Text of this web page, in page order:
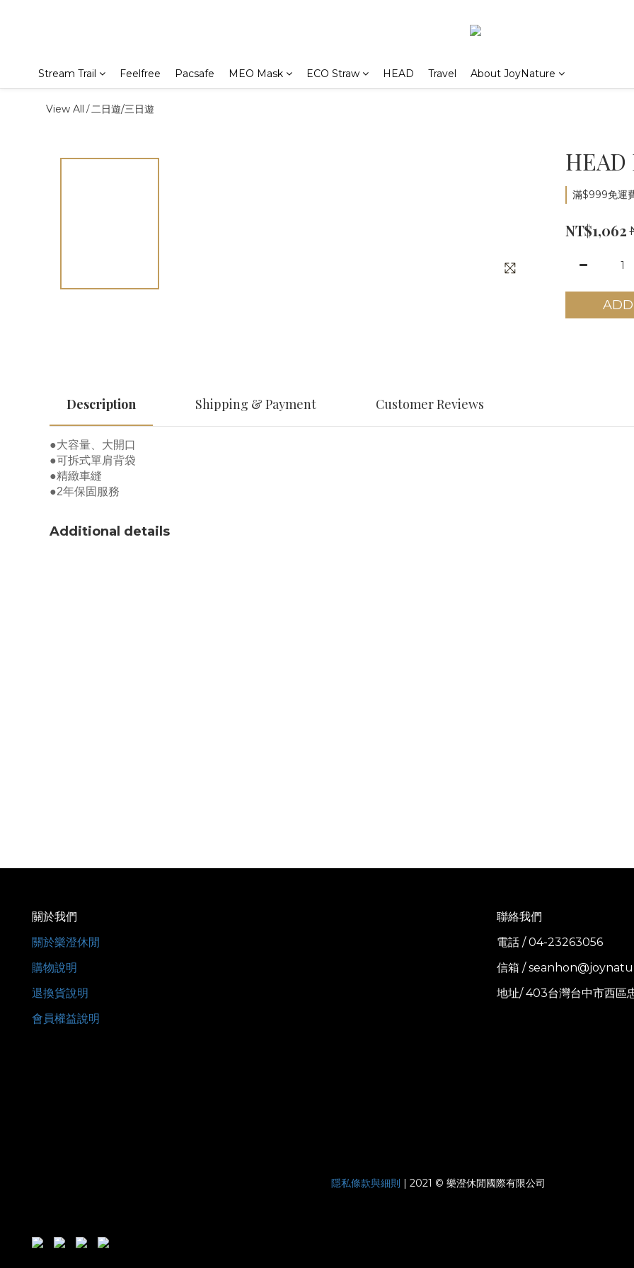
Stream Trail Feelfree Pacsafe MEO Mask ECO Straw HEAD Travel About JoyNature
View All /二日遊/三日遊
HEAD
滿$999免運
NT$1,062
Description Shipping & Payment Customer Reviews
●大容量、大開口
●可拆式單肩背袋
●精緻車縫
●2年保固服務
Additional details
關於我們
關於樂澄休閒
購物說明
退換貨說明
會員權益說明
聯絡我們
電話 / 04-23263056
信箱 /
地址/ 403台灣台中市西區
隱私條款與細則 | 2021 © 樂澄休閒國際有限公司